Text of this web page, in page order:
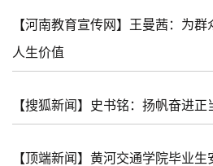
【河南教育宣传网】王曼茜：为
人生价值
【搜狐新闻】史书铭：扬帆奋进
【顶端新闻】黄河交通学院毕业